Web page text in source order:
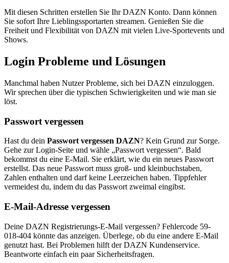
Mit diesen Schritten erstellen Sie Ihr DAZN Konto. Dann können
Sie sofort Ihre Lieblingssportarten streamen. Genießen Sie die
Freiheit und Flexibilität von DAZN mit vielen Live-Sportevents und
Shows.
Login Probleme und Lösungen
Manchmal haben Nutzer Probleme, sich bei DAZN einzuloggen.
Wir sprechen über die typischen Schwierigkeiten und wie man sie
löst.
Passwort vergessen
Hast du dein Passwort vergessen DAZN? Kein Grund zur Sorge.
Gehe zur Login-Seite und wähle „Passwort vergessen“. Bald
bekommst du eine E-Mail. Sie erklärt, wie du ein neues Passwort
erstellst. Das neue Passwort muss groß- und kleinbuchstaben,
Zahlen enthalten und darf keine Leerzeichen haben. Tippfehler
vermeidest du, indem du das Passwort zweimal eingibst.
E-Mail-Adresse vergessen
Deine DAZN Registrierungs-E-Mail vergessen? Fehlercode 59-
018-404 könnte das anzeigen. Überlege, ob du eine andere E-Mail
genutzt hast. Bei Problemen hilft der DAZN Kundenservice.
Beantworte einfach ein paar Sicherheitsfragen.